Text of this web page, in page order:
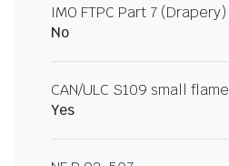
IMO FTPC Part 7 (Drapery)
No
CAN/ULC S109 small flame
Yes